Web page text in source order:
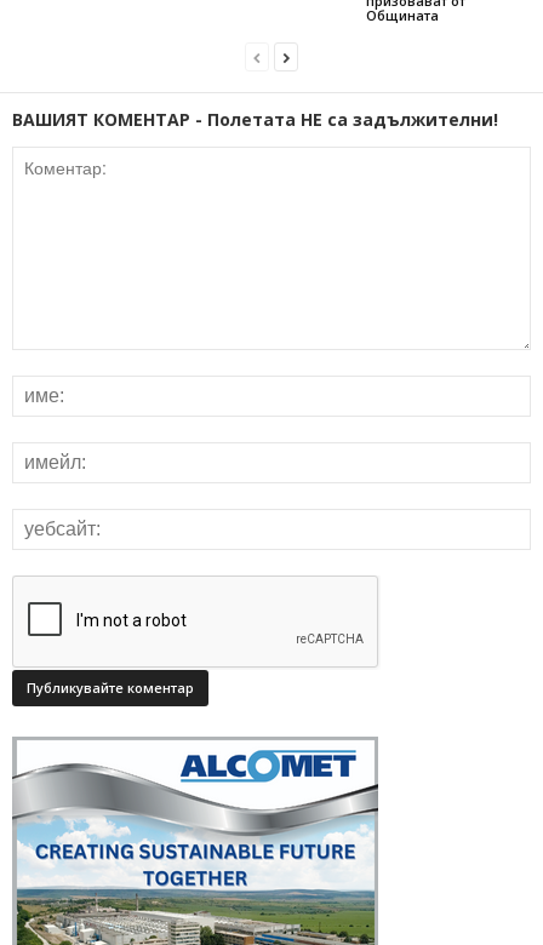
Общината
ВАШИЯТ КОМЕНТАР - Полетата НЕ са задължителни!